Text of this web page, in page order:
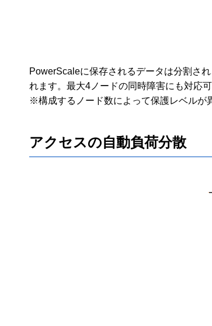
PowerScaleに保存されるデータは分割さ
れます。最大4ノードの同時障害にも対応可
※構成するノード数によって保護レベルが
アクセスの自動負荷分散